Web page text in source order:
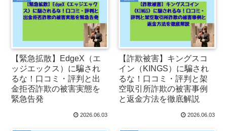
【緊急拡散】EdgeX（エ
ッジエックス）に騙され
るな！口コミ・評判と出
金拒否詐欺の被害実態を
緊急告発
2026.06.03
【詐欺被害】キングスコ
イン（KINGS）に騙され
るな！口コミ・評判と架
空取引所詐欺の被害事例
と返金方法を徹底解説
2026.06.03